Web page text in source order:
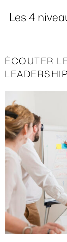
Les 4
ÉCOUTER
LEADERSHIP